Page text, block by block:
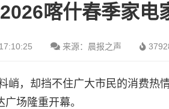
喀什春季家电
来源：晨报之声
峭，却挡不住广大市民的消费热
场隆重开幕。